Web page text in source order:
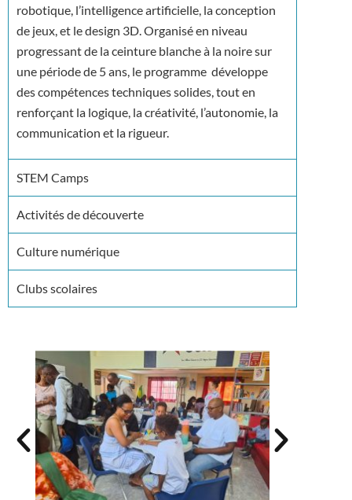
robotique, l’intelligence artificielle, la conception
de jeux, et le design 3D. Organisé en niveau
progressant de la ceinture blanche à la noire sur
une période de 5 ans, le programme développe
des compétences techniques solides, tout en
renforçant la logique, la créativité, l’autonomie, la
communication et la rigueur.
STEM Camps
Activités de découverte
Culture numérique
Clubs scolaires